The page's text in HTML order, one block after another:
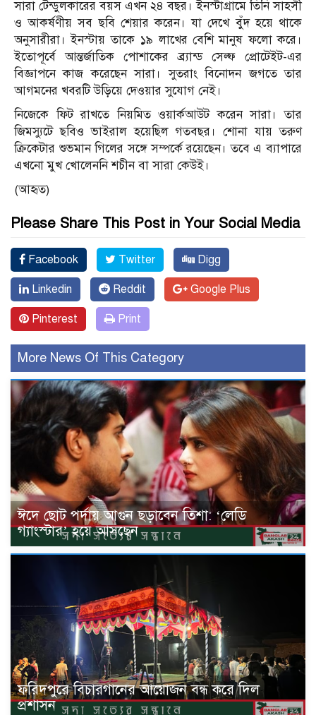
সারা টেন্ডুলকারের বয়স এখন ২৪ বছর। ইনস্টাগ্রামে তিনি সাহসী
ও আকর্ষণীয় সব ছবি শেয়ার করেন। যা দেখে বুঁদ হয়ে থাকে
অনুসারীরা। ইনস্টায় তাকে ১৯ লাখের বেশি মানুষ ফলো করে।
ইতোপূর্বে আন্তর্জাতিক পোশাকের ব্র্যান্ড সেল্ফ প্রোটেইট-এর
বিজ্ঞাপনে কাজ করেছেন সারা। সুতরাং বিনোদন জগতে তার
আগমনের খবরটি উড়িয়ে দেওয়ার সুযোগ নেই।
নিজেকে ফিট রাখতে নিয়মিত ওয়ার্কআউট করেন সারা। তার
জিমস্যুটে ছবিও ভাইরাল হয়েছিল গতবছর। শোনা যায় তরুণ
ক্রিকেটার শুভমান গিলের সঙ্গে সম্পর্কে রয়েছেন। তবে এ ব্যাপারে
এখনো মুখ খোলেননি শচীন বা সারা কেউই।
(আহৃত)
Please Share This Post in Your Social Media
Facebook Twitter Digg
Linkedin Reddit Google Plus
Pinterest Print
More News Of This Category
ঈদে ছোট পর্দায় আগুন ছড়াবেন তিশা: ‘লেডি
গ্যাংস্টার’ হয়ে আসছেন
ফরিদপুরে বিচারগানের আয়োজন বন্ধ করে দিল
প্রশাসন